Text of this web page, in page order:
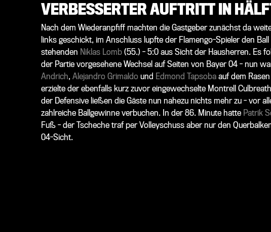
VERBESSERTER AUFTRITT IN
Nach dem Wiederanpfiff machten die Gastgeber zunächst da
links geschickt, im Anschluss lupfte der Flamengo-Spieler den
stehenden Niklas Lomb(55.) - 5:0 aus Sicht der Hausherren. Es
der Partie vorgesehene Wechsel auf Seiten von Bayer 04 - nun
Andrich, Alejandro Grimaldound Edmond Tapsobaauf dem Rasen
erzielte der ebenfalls kurz zuvor eingewechselte Montrell
der Defensive ließen die Gäste nun nahezu nichts mehr zu - vor
zahlreiche Ballgewinne verbuchen. In der 86. Minute hatte Patrik
Fuß - der Tscheche traf per Volleyschuss aber nur den
04-Sicht.